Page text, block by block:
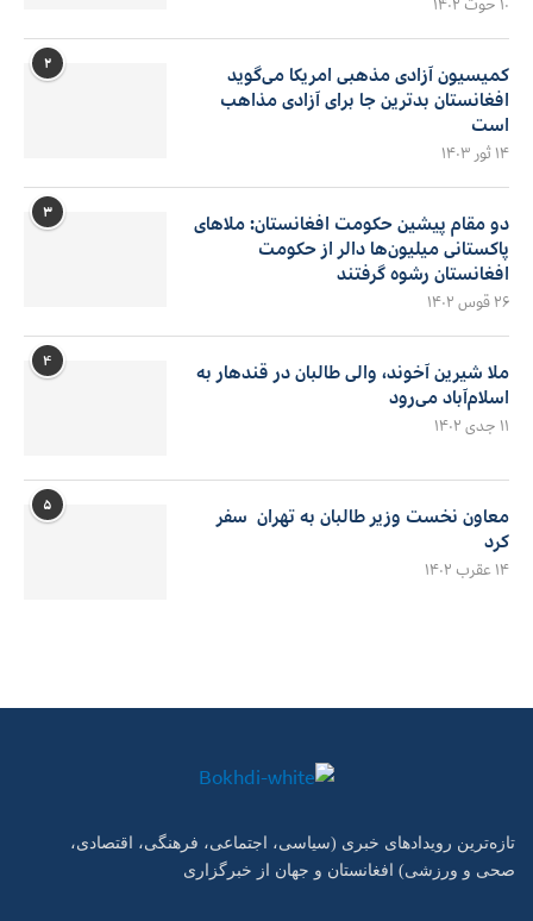
۲
کمیسیون آزادی مذهبی امریکا می‌گوید
افغانستان بدترین جا برای آزادی مذاهب
است
۱۴ ثور ۱۴۰۳
۳
دو مقام پیشین حکومت افغانستان: ملاهای
پاکستانی میلیون‌ها دالر از حکومت
افغانستان رشوه گرفتند
۲۶ قوس ۱۴۰۲
۴
ملا شیرین آخوند، والی طالبان در قندهار به
اسلام‌آباد می‌رود
۱۱ جدی ۱۴۰۲
۵
معاون نخست وزیر طالبان به تهران سفر
کرد
۱۴ عقرب ۱۴۰۲
تازه‌ترین رویدادهای خبری (سیاسی، اجتماعی، فرهنگی، اقتصادی،
صحی و ورزشی) افغانستان و جهان از خبرگزاری